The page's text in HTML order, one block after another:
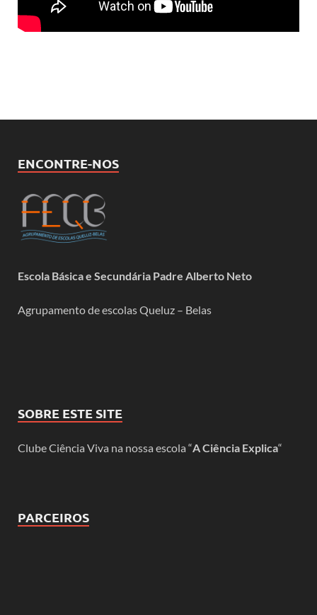
ENCONTRE-NOS
Escola Básica e Secundária Padre Alberto Neto
Agrupamento de escolas Queluz – Belas
SOBRE ESTE SITE
Clube Ciência Viva na nossa escola “A Ciência Explica“
PARCEIROS